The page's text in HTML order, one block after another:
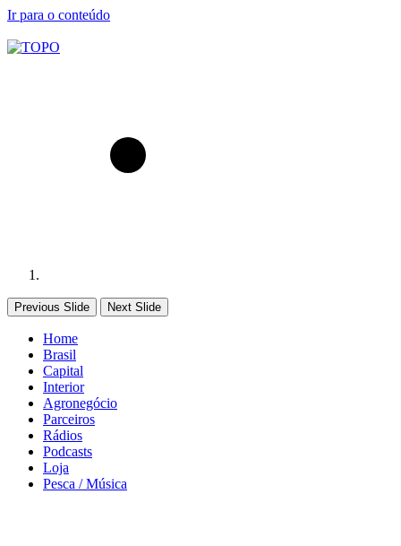
Ir para o conteúdo
Previous Slide Next Slide
Home
Brasil
Capital
Interior
Agronegócio
Parceiros
Rádios
Podcasts
Loja
Pesca / Música